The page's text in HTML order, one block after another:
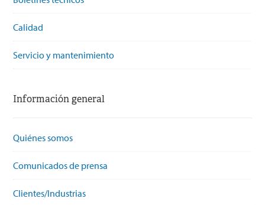
Calidad
Servicio y mantenimiento
Información general
Quiénes somos
Comunicados de prensa
Clientes/Industrias